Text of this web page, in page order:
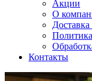
Акции
О
Доставка
Контакты